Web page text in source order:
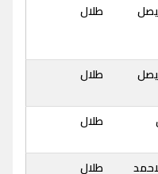
طلال
طلال
طلال
طلال